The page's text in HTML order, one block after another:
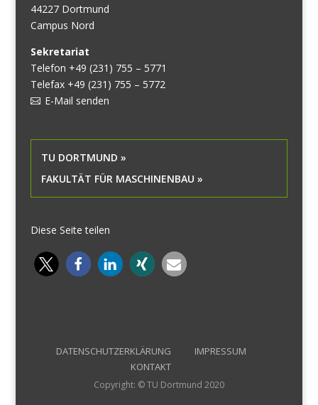
44227 Dortmund
Campus Nord
Sekretariat
Telefon +49 (231) 755 – 5771
Telefax +49 (231) 755 – 5772
E-Mail senden
TU DORTMUND »
FAKULTÄT FÜR MASCHINENBAU »
Diese Seite teilen
DATENSCHUTZERKLÄRUNG
IMPRESSUM
KONTAKT
Copyright: © TU Dortmund 2020